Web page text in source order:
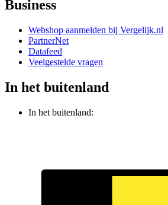
Business
Webshop aanmelden bij Vergelijk.nl
PartnerNet
Datafeed
Veelgestelde vragen
In het buitenland
In het buitenland: